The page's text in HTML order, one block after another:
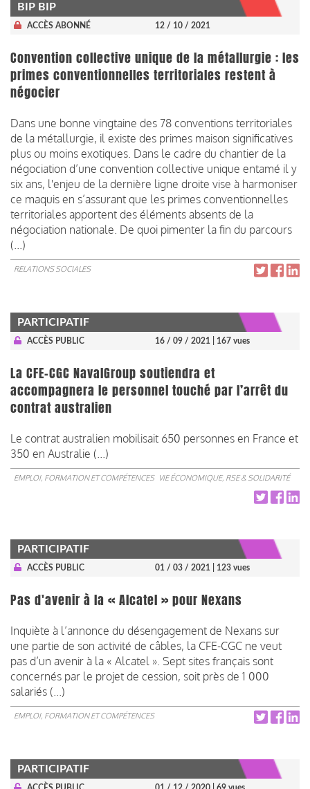
BIP BIP
ACCÈS ABONNÉ 12 / 10 / 2021
Convention collective unique de la métallurgie : les
primes conventionnelles territoriales restent à
négocier
Dans une bonne vingtaine des 78 conventions territoriales
de la métallurgie, il existe des primes maison significatives
plus ou moins exotiques. Dans le cadre du chantier de la
négociation d’une convention collective unique entamé il y
six ans, l'enjeu de la dernière ligne droite vise à harmoniser
ce maquis en s’assurant que les primes conventionnelles
territoriales apportent des éléments absents de la
négociation nationale. De quoi pimenter la fin du parcours
(...)
RELATIONS SOCIALES
PARTICIPATIF
ACCÈS PUBLIC 16 / 09 / 2021 | 167 vues
La CFE-CGC NavalGroup soutiendra et
accompagnera le personnel touché par l’arrêt du
contrat australien
​​​​​​​Le contrat australien mobilisait 650 personnes en France et
350 en Australie (...)
EMPLOI, FORMATION ET COMPÉTENCES VIE ÉCONOMIQUE, RSE & SOLIDARITÉ
PARTICIPATIF
ACCÈS PUBLIC 01 / 03 / 2021 | 123 vues
Pas d'avenir à la « Alcatel » pour Nexans
Inquiète à l’annonce du désengagement de Nexans sur
une partie de son activité de câbles, la CFE-CGC ne veut
pas d’un avenir à la « Alcatel ». Sept sites français sont
concernés par le projet de cession, soit près de 1 000
salariés (...)
EMPLOI, FORMATION ET COMPÉTENCES
PARTICIPATIF